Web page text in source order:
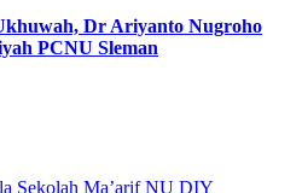
Dr Ariyanto Nugroho
PCNU Sleman